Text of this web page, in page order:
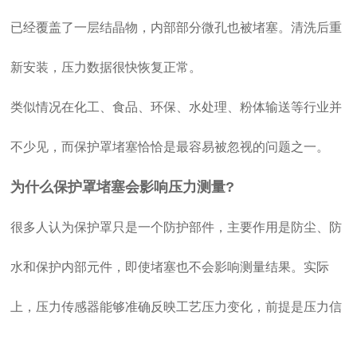
已经覆盖了一层结晶物，内部部分微孔也被堵塞。清洗后重
新安装，压力数据很快恢复正常。
类似情况在化工、食品、环保、水处理、粉体输送等行业并
不少见，而保护罩堵塞恰恰是最容易被忽视的问题之一。
为什么保护罩堵塞会影响压力测量?
很多人认为保护罩只是一个防护部件，主要作用是防尘、防
水和保护内部元件，即使堵塞也不会影响测量结果。实际
上，压力传感器能够准确反映工艺压力变化，前提是压力信